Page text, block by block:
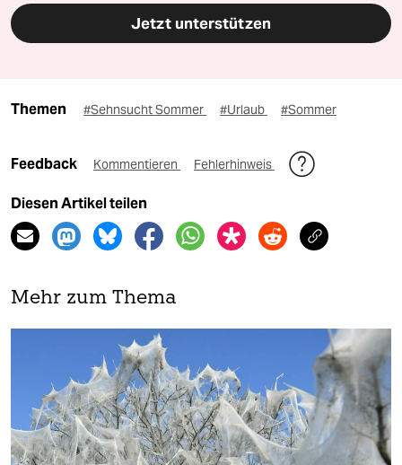
Jetzt unterstützen
Themen #Sehnsucht Sommer #Urlaub #Sommer
Feedback Kommentieren Fehlerhinweis
Diesen Artikel teilen
Mehr zum Thema